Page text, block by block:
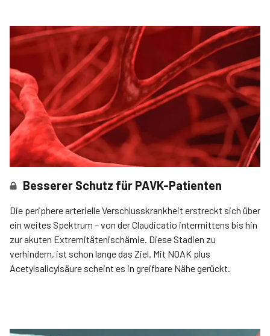
Besserer Schutz für PAVK-Patienten
Die periphere arterielle Verschlusskrankheit erstreckt sich über
ein weites Spektrum – von der Claudicatio intermittens bis hin
zur akuten Extremitätenischämie. Diese Stadien zu
verhindern, ist schon lange das Ziel. Mit NOAK plus
Acetylsalicylsäure scheint es in greifbare Nähe gerückt.